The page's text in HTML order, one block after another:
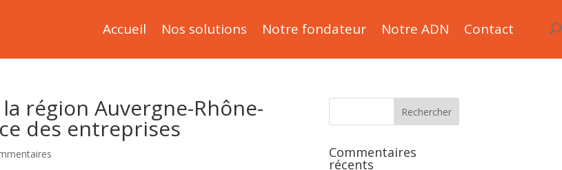
Accueil Nos solutions Notre fondateur Notre ADN Contact
région Auvergne-Rhône-
des entreprises
Commentaires
récents